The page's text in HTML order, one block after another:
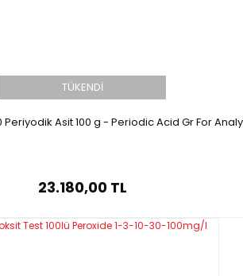
TÜKENDİ
Periyodik Asit 100 g - Periodic Acid Gr For
23.180,00 TL